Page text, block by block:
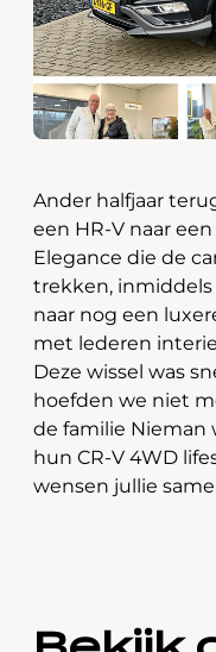
Contact
Ander halfjaar
een HR-V naar
Elegance die de
trekken, inmiddels
naar nog een
met lederen
Deze wissel was
hoefden we niet
de familie Nieman
hun CR-V 4WD
wensen jullie